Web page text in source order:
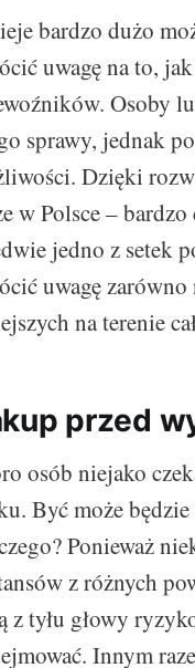
bardzo dużo
uwagę na to,
Osoby
sprawy, jednak
Dzięki
w Polsce – bardzo
jedno z setek
uwagę
na terenie
przed
osób niejako
Być może będzie
Ponieważ
z różnych
z tyłu głowy
Innym